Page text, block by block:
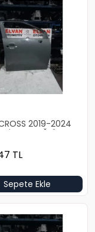
2019-2024
BOŞ SAĞ ÖN
TL
Sepete Ekle